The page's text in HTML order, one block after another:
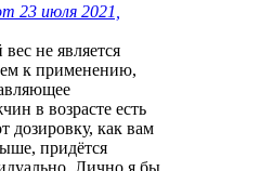
23 июля 2021,
не является
к применению,
в возрасте есть
дозировку, как вам
придётся
Лично я бы